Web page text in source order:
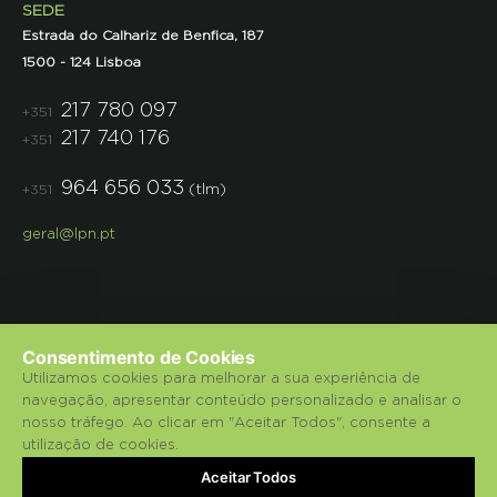
SEDE
Estrada do Calhariz de Benfica, 187
1500 - 124 Lisboa
+351 217 780 097
+351 217 740 176
+351 964 656 033 (tlm)
geral@lpn.pt
© 2018 Liga para a Protecção da Natureza.
Política de Privacidade
Consentimento de Cookies
Utilizamos cookies para melhorar a sua experiência de
navegação, apresentar conteúdo personalizado e analisar o
nosso tráfego. Ao clicar em "Aceitar Todos", consente a
utilização de cookies.
Aceitar Todos